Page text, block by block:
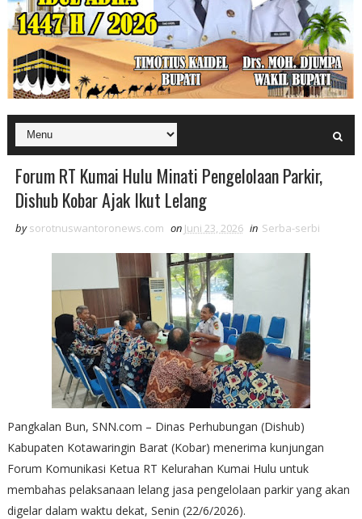
Forum RT Kumai Hulu Minati Pengelolaan Parkir,
Dishub Kobar Ajak Ikut Lelang
by sorotnuswantoronews.com on Juni 23, 2026 in Serba-serbi
Pangkalan Bun, SNN.com – Dinas Perhubungan (Dishub)
Kabupaten Kotawaringin Barat (Kobar) menerima kunjungan
Forum Komunikasi Ketua RT Kelurahan Kumai Hulu untuk
membahas pelaksanaan lelang jasa pengelolaan parkir yang akan
digelar dalam waktu dekat, Senin (22/6/2026).